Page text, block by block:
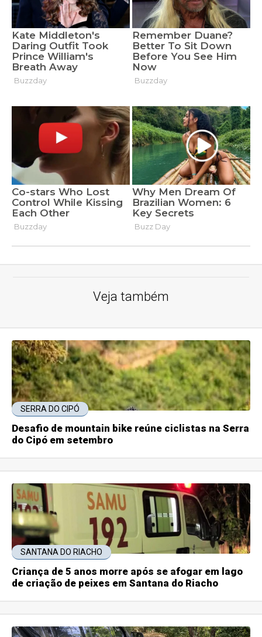
Veja também
SERRA DO CIPÓ
Desafio de mountain bike reúne ciclistas na Serra
do Cipó em setembro
SANTANA DO RIACHO
Criança de 5 anos morre após se afogar em lago
de criação de peixes em Santana do Riacho